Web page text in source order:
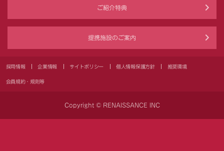
ご紹介特典
提携施設のご案内
採用情報 企業情報 サイトポリシー 個人情報保護方針 推奨環境
会員規約・規則等
Copyright © RENAISSANCE INC